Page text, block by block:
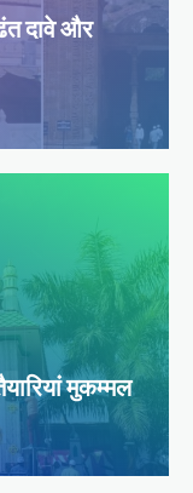
दावे और
मुकम्मल